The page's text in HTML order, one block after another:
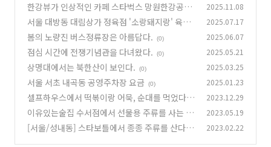
한강뷰가 인상적인 카페 스타벅스 망원한강공원
점
(0)
2025.11.08
서울 대방동 대림상가 정육점 '소랑돼지랑' 육회
맛집
(0)
2025.07.17
봄의 노량진 버스정류장은 아름답다. (0) 2025.06.07
점심 시간에 전쟁기념관을 다녀왔다. (0) 2025.05.21
상명대에서는 북한산이 보인다. (0) 2025.03.25
서울 서초 내곡동 공영주차장 요금 (0) 2025.01.23
셀프하우스에서 떡볶이랑 어묵, 순대를 먹었다.
(0)
2023.12.29
이유있는술집 수서점에서 선물용 주류를 사는 것
도 괜찮다. (0)
2023.05.19
[서울/성내동] 스타보틀에서 종종 주류를 산다. 2023.02.22